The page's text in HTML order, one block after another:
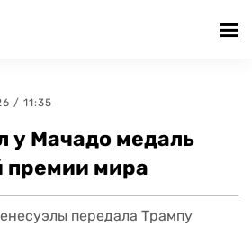
/ 11:35
у Мачадо медаль
премии мира
передала Трампу